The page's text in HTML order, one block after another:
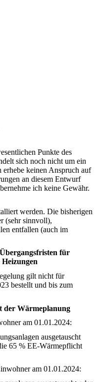
Punkte des
sich noch nicht um ein
erhebe keinen Anspruch auf
an diesem Entwurf
ich keine Gewähr.
werden. Die bisherigen
(sehr sinnvoll),
entfallen (auch im
für
gilt nicht für
bestellt und bis zum
der Wärmeplanung
am 01.01.2024:
ausgetauscht
65 % EE-Wärmepflicht
am 01.01.2024: